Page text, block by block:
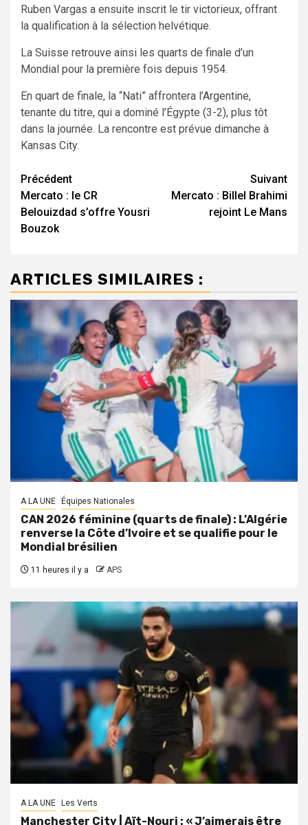
Ruben Vargas a ensuite inscrit le tir victorieux, offrant
la qualification à la sélection helvétique.
La Suisse retrouve ainsi les quarts de finale d’un
Mondial pour la première fois depuis 1954.
En quart de finale, la “Nati” affrontera l’Argentine,
tenante du titre, qui a dominé l’Égypte (3-2), plus tôt
dans la journée. La rencontre est prévue dimanche à
Kansas City.
Navigation
d’article
Précédent
Mercato : le CR
Belouizdad s’offre Yousri
Bouzok
Suivant
Mercato : Billel Brahimi
rejoint Le Mans
ARTICLES SIMILAIRES :
A LA UNE Équipes Nationales
CAN 2026 féminine (quarts de finale) : L’Algérie
renverse la Côte d’Ivoire et se qualifie pour le
Mondial brésilien
11 heures il y a APS
A LA UNE Les Verts
Manchester City | Aït-Nouri : « J’aimerais être